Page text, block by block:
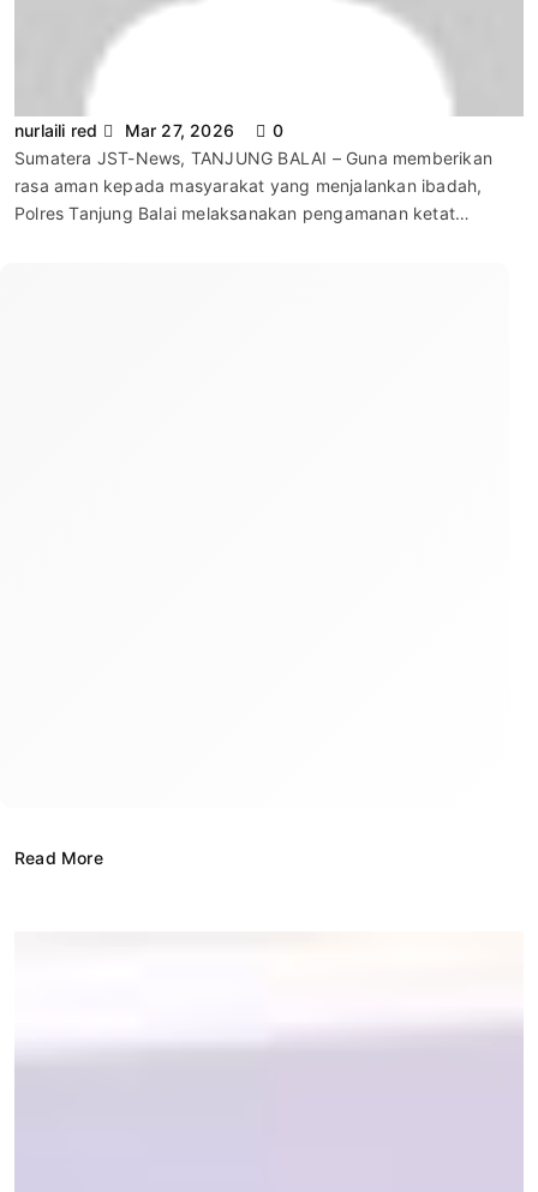
nurlaili red Mar 27, 2026
0
Sumatera JST-News, TANJUNG BALAI – Guna memberikan
rasa aman kepada masyarakat yang menjalankan ibadah,
Polres Tanjung Balai melaksanakan pengamanan ketat…
Read More